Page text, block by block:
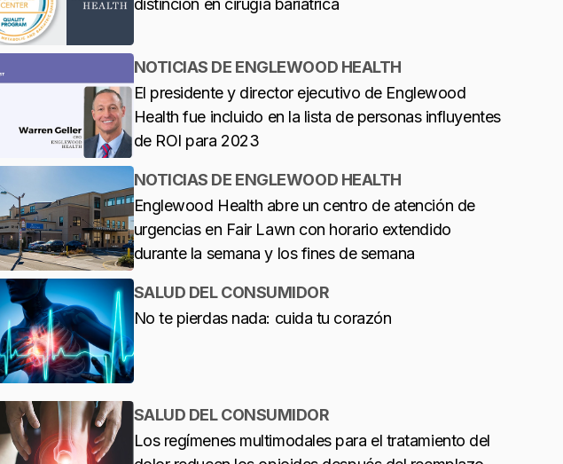
distinción en cirugía bariátrica
NOTICIAS DE ENGLEWOOD HEALTH
El presidente y director ejecutivo de Englewood
Health fue incluido en la lista de personas influyentes
de ROI para 2023
NOTICIAS DE ENGLEWOOD HEALTH
Englewood Health abre un centro de atención de
urgencias en Fair Lawn con horario extendido
durante la semana y los fines de semana
SALUD DEL CONSUMIDOR
No te pierdas nada: cuida tu corazón
SALUD DEL CONSUMIDOR
Los regímenes multimodales para el tratamiento del